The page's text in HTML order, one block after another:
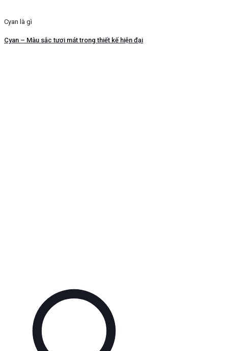
Cyan là gì
Cyan – Màu sắc tươi mát trong thiết kế hiện đại